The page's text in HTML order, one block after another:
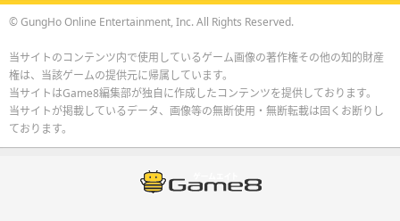
© GungHo Online Entertainment, Inc. All Rights Reserved.
当サイトのコンテンツ内で使用しているゲーム画像の著作権その他の知的財産
権は、当該ゲームの提供元に帰属しています。
当サイトはGame8編集部が独自に作成したコンテンツを提供しております。
当サイトが掲載しているデータ、画像等の無断使用・無断転載は固くお断りし
ております。